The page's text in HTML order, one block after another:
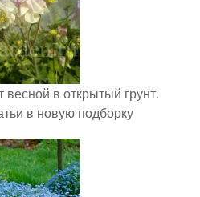
в открытый грунт.
в новую подборку